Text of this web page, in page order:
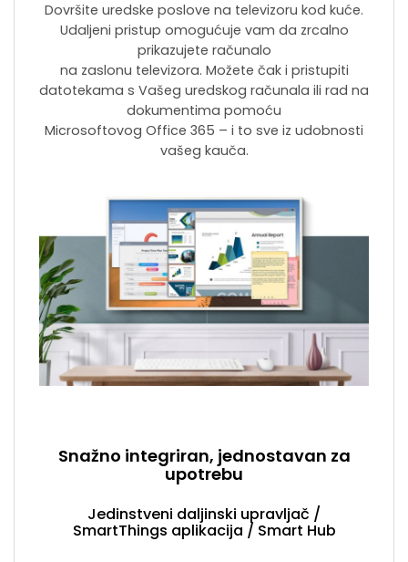
Dovršite uredske poslove na televizoru kod kuće.
Udaljeni pristup omogućuje vam da zrcalno
prikazujete računalo
na zaslonu televizora. Možete čak i pristupiti
datotekama s Vašeg uredskog računala ili rad na
dokumentima pomoću
Microsoftovog Office 365 – i to sve iz udobnosti
vašeg kauča.
Snažno integriran, jednostavan za
upotrebu
Jedinstveni daljinski upravljač /
SmartThings aplikacija / Smart Hub